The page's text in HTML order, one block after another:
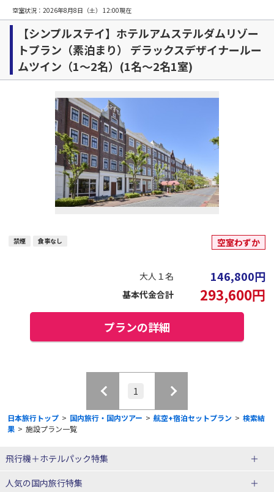
空室状況： 2026年8月8日（土） 12:00現在
【シンプルステイ】ホテルアムステルダムリゾー
トプラン（素泊まり） デラックスデザイナールー
ムツイン（1～2名）(1名～2名1室)
禁煙 食事なし 空室わずか
大人１名 146,800円
基本代金合計 293,600円
プランの詳細
1
日本旅行トップ > 国内旅行・国内ツアー > 航空+宿泊セットプラン > 検索結
果 > 施設プラン一覧
飛行機＋ホテルパック特集
赤い風船ダイナミックパッケージ
ＪＡＬで行く飛行機+ホテルパック
人気の国内旅行特集